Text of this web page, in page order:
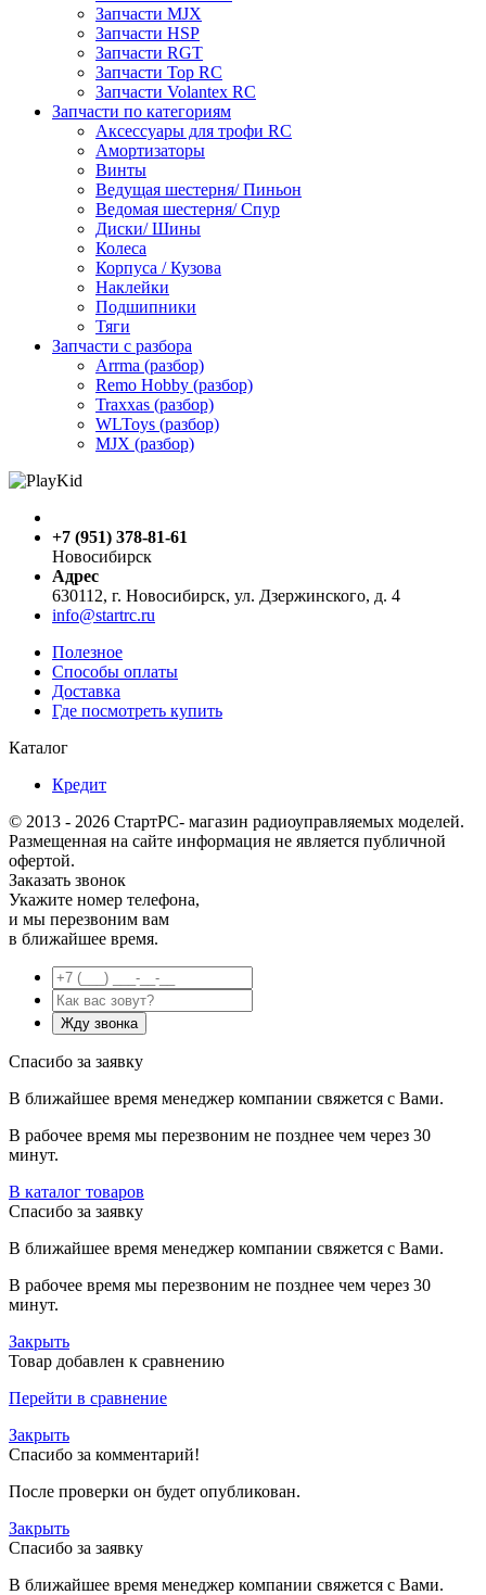
Запчасти MJX
Запчасти HSP
Запчасти RGT
Запчасти Top RC
Запчасти Volantex RC
Запчасти по категориям
Аксессуары для трофи RC
Амортизаторы
Винты
Ведущая шестерня/ Пиньон
Ведомая шестерня/ Спур
Диски/ Шины
Колеса
Корпуса / Кузова
Наклейки
Подшипники
Тяги
Запчасти с разбора
Arrma (разбор)
Remo Hobby (разбор)
Traxxas (разбор)
WLToys (разбор)
MJX (разбор)
+7 (951) 378-81-61
Новосибирск
Адрес
630112, г. Новосибирск, ул. Дзержинского, д. 4
info@startrc.ru
Полезное
Способы оплаты
Доставка
Где посмотреть купить
Каталог
Кредит
© 2013 - 2026 СтартРС- магазин радиоуправляемых моделей.
Размещенная на сайте информация не является публичной
офертой.
Заказать звонок
Укажите номер телефона,
и мы перезвоним вам
в ближайшее время.
Спасибо за заявку
В ближайшее время менеджер компании свяжется с Вами.
В рабочее время мы перезвоним не позднее чем через 30
минут.
В каталог товаров
Спасибо за заявку
В ближайшее время менеджер компании свяжется с Вами.
В рабочее время мы перезвоним не позднее чем через 30
минут.
Закрыть
Товар добавлен к сравнению
Перейти в сравнение
Закрыть
Спасибо за комментарий!
После проверки он будет опубликован.
Закрыть
Спасибо за заявку
В ближайшее время менеджер компании свяжется с Вами.